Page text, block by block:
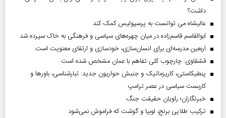
داشت؟
عالیشاه می توانست به پرسپولیس کمک کند
ابوالقاسم قاسم‌زاده در میان چهره‌های سیاسی و فرهنگی به خاک سپرده شد
اربعین مدرسه‌ای برای انسان‌سازی، خودسازی و ارتقای معنویت است
قشقاوی: چارچوب کلی تفاهم با عمان مشخص شده است
پنطیکاستی، کاریزماتیک و جنبش حواریون جدید: تبارشناسی، باور‌ها و
کاربست سیاسی در عصر ترامپ
خبرنگاران؛ راویان حقیقت جنگ
ترکیب طلایی برنج، لوبیا و گوشت که فراموش نمی‌شود